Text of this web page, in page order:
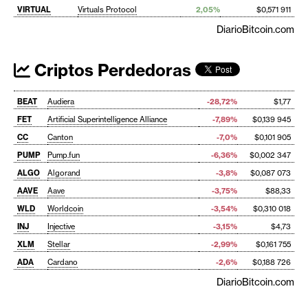
VIRTUAL
Virtuals Protocol 2,05% $0,571 911
DiarioBitcoin.com
Criptos Perdedoras
BEAT Audiera -28,72%
$1,77
FET
Artificial Superintelligence Alliance -7,89%
$0,139 945
CC
Canton -7,0%
$0,101 905
PUMP
Pump.fun -6,36%
$0,002 347
ALGO
Algorand -3,8%
$0,087 073
AAVE
Aave -3,75%
$88,33
WLD
Worldcoin -3,54%
$0,310 018
INJ
Injective -3,15%
$4,73
XLM
Stellar -2,99%
$0,161 755
ADA
Cardano -2,6% $0,188 726
DiarioBitcoin.com